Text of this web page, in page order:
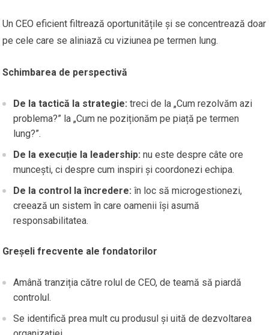
Un CEO eficient filtrează oportunitățile și se concentrează doar
pe cele care se aliniază cu viziunea pe termen lung.
Schimbarea de perspectivă
De la tactică la strategie: treci de la „Cum rezolvăm azi
problema?” la „Cum ne poziționăm pe piață pe termen
lung?”.
De la execuție la leadership: nu este despre câte ore
muncești, ci despre cum inspiri și coordonezi echipa.
De la control la încredere: în loc să microgestionezi,
creează un sistem în care oamenii își asumă
responsabilitatea.
Greșeli frecvente ale fondatorilor
Amână tranziția către rolul de CEO, de teamă să piardă
controlul.
Se identifică prea mult cu produsul și uită de dezvoltarea